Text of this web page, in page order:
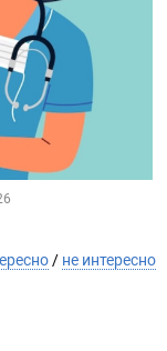
/ не интересно